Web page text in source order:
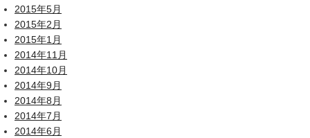
2015年5月
2015年2月
2015年1月
2014年11月
2014年10月
2014年9月
2014年8月
2014年7月
2014年6月